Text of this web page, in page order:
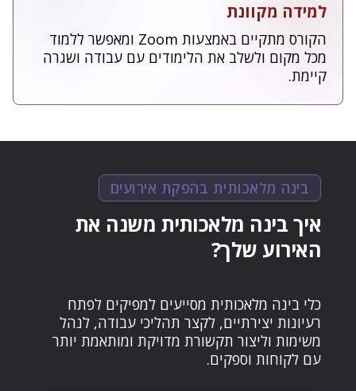
למידה מקוונת
הקורס מתקיים באמצעות Zoom ומאפשר ללמוד
מכל מקום ולשלב את הלימודים עם עבודה ושגרה
קיימת.
בינה מלאכותית בהפקת אירועים
איך בינה מלאכותית משנה את
האירוע שלך?
כלי בינה מלאכותית מסייעים למפיקים לפתח
רעיונות יצירתיים, לקצר תהליכי עבודה, לנהל
משימות וליצור תקשורת מדויקת ומותאמת יותר
עם לקוחות וספקים.